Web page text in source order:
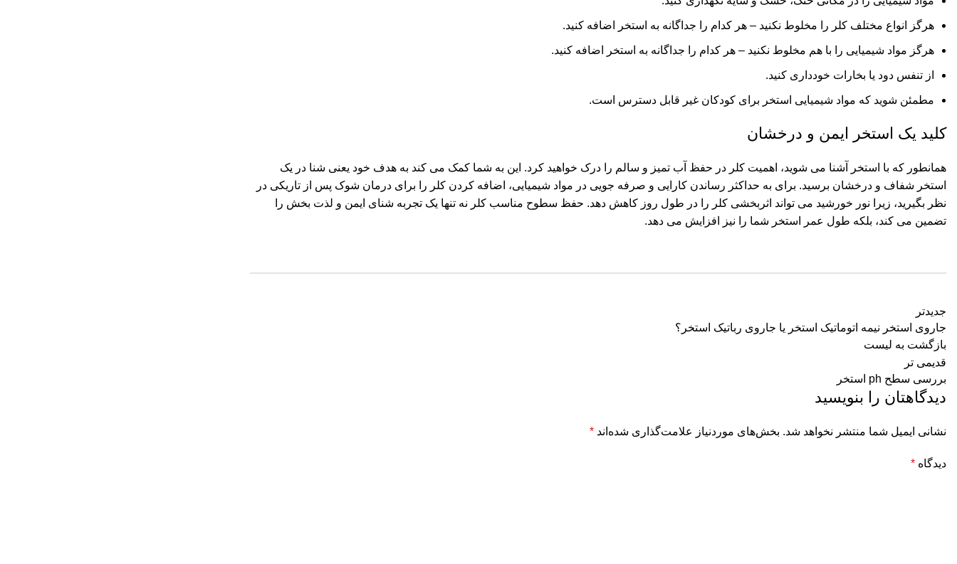
هرگز انواع مختلف کلر را مخلوط نکنید – هر کدام را جداگانه به استخر اضافه کنید.
هرگز مواد شیمیایی را با هم مخلوط نکنید – هر کدام را جداگانه به استخر اضافه کنید.
از تنفس دود یا بخارات خودداری کنید.
مطمئن شوید که مواد شیمیایی استخر برای کودکان غیر قابل دسترس است.
کلید یک استخر ایمن و درخشان
همانطور که با استخر آشنا می شوید، اهمیت کلر در حفظ آب تمیز و سالم را درک خواهید کرد. این به شما کمک می کند به هدف خود یعنی شنا در یک
استخر شفاف و درخشان برسید. برای به حداکثر رساندن کارایی و صرفه جویی در مواد شیمیایی، اضافه کردن کلر را برای درمان شوک پس از تاریکی در
نظر بگیرید، زیرا نور خورشید می تواند اثربخشی کلر را در طول روز کاهش دهد. حفظ سطوح مناسب کلر نه تنها یک تجربه شنای ایمن و لذت بخش را
تضمین می کند، بلکه طول عمر استخر شما را نیز افزایش می دهد.
جدیدتر
جاروی استخر نیمه اتوماتیک استخر یا جاروی رباتیک استخر؟
بازگشت به لیست
قدیمی تر
بررسی سطح ph استخر
دیدگاهتان را بنویسید
نشانی ایمیل شما منتشر نخواهد شد. بخش‌های موردنیاز علامت‌گذاری شده‌اند *
دیدگاه *